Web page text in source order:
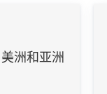
洲和亚洲